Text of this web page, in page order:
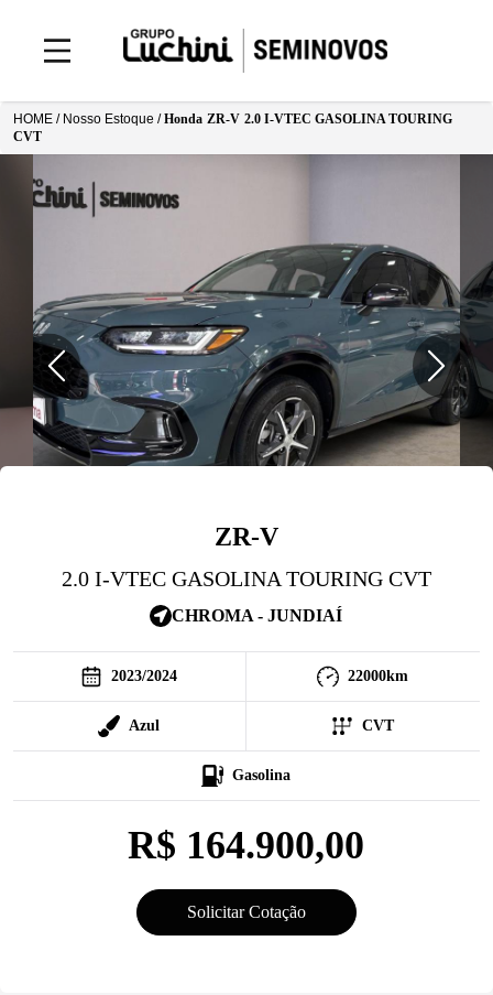
HOME / Nosso Estoque /Honda ZR-V 2.0 I-VTEC GASOLINA TOURING
CVT
ZR-V
2.0 I-VTEC GASOLINA TOURING CVT
CHROMA - JUNDIAÍ
2023/2024 22000km
Azul CVT
Gasolina
R$ 164.900,00
Solicitar Cotação